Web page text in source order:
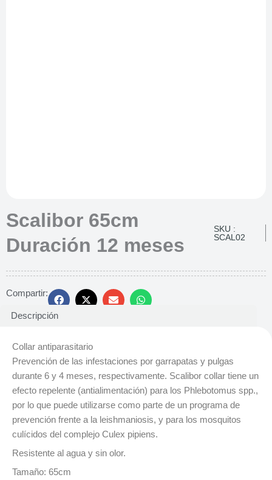
Scalibor 65cm
Duración 12 meses
SKU :
SCAL02
Compartir:
Descripción
Collar antiparasitario
Prevención de las infestaciones por garrapatas y pulgas
durante 6 y 4 meses, respectivamente. Scalibor collar tiene un
efecto repelente (antialimentación) para los Phlebotomus spp.,
por lo que puede utilizarse como parte de un programa de
prevención frente a la leishmaniosis, y para los mosquitos
culícidos del complejo Culex pipiens.
Resistente al agua y sin olor.
Tamaño: 65cm